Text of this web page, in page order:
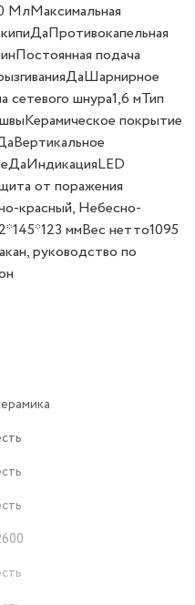
МлМаксимальная
подача
шнура1,6 мТип
покрытие
от поражения
красный, Небесно-
ммВес нетто1095
руководство по